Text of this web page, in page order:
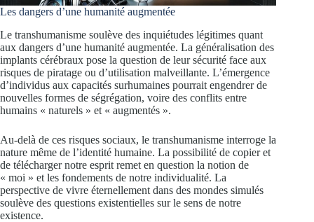
Les dangers d’une humanité augmentée
Le transhumanisme soulève des inquiétudes légitimes quant
aux dangers d’une humanité augmentée. La généralisation des
implants cérébraux pose la question de leur sécurité face aux
risques de piratage ou d’utilisation malveillante. L’émergence
d’individus aux capacités surhumaines pourrait engendrer de
nouvelles formes de ségrégation, voire des conflits entre
humains « naturels » et « augmentés ».
Au-delà de ces risques sociaux, le transhumanisme interroge la
nature même de l’identité humaine. La possibilité de copier et
de télécharger notre esprit remet en question la notion de
« moi » et les fondements de notre individualité. La
perspective de vivre éternellement dans des mondes simulés
soulève des questions existentielles sur le sens de notre
existence.